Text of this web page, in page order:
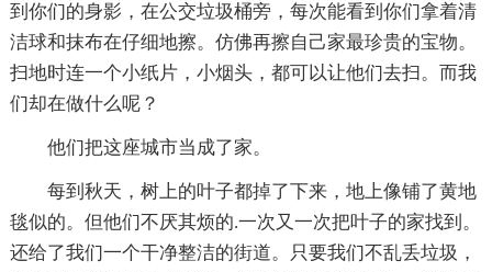
到你们的身影，在公交垃圾桶旁，每次能看到你们拿着清
洁球和抹布在仔细地擦。仿佛再擦自己家最珍贵的宝物。
扫地时连一个小纸片，小烟头，都可以让他们去扫。而我
们却在做什么呢？
他们把这座城市当成了家。
每到秋天，树上的叶子都掉了下来，地上像铺了黄地
毯似的。但他们不厌其烦的.一次又一次把叶子的家找到。
还给了我们一个干净整洁的街道。只要我们不乱丢垃圾，